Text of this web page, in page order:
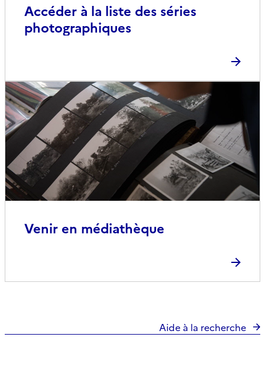
Accéder à la liste des séries
photographiques
Venir en médiathèque
Aide à la recherche